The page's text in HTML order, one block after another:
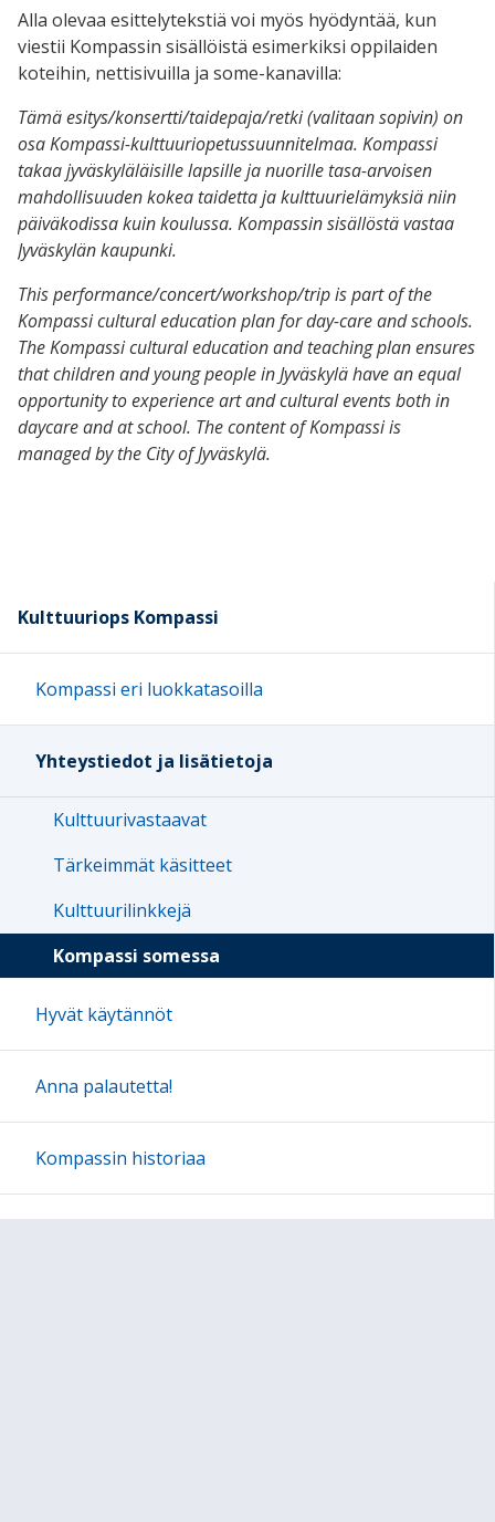
Alla olevaa esittelytekstiä voi myös hyödyntää, kun
viestii Kompassin sisällöistä esimerkiksi oppilaiden
koteihin, nettisivuilla ja some-kanavilla:
Tämä esitys/konsertti/taidepaja/retki (valitaan sopivin) on
osa Kompassi-kulttuuriopetussuunnitelmaa. Kompassi
takaa jyväskyläläisille lapsille ja nuorille tasa-arvoisen
mahdollisuuden kokea taidetta ja kulttuurielämyksiä niin
päiväkodissa kuin koulussa. Kompassin sisällöstä vastaa
Jyväskylän kaupunki.
This performance/concert/workshop/trip is part of the
Kompassi cultural education plan for day-care and schools.
The Kompassi cultural education and teaching plan ensures
that children and young people in Jyväskylä have an equal
opportunity to experience art and cultural events both in
daycare and at school. The content of Kompassi is
managed by the City of Jyväskylä.
Kulttuuriops Kompassi
Kompassi eri luokkatasoilla
Yhteystiedot ja lisätietoja
Kulttuurivastaavat
Tärkeimmät käsitteet
Kulttuurilinkkejä
Kompassi somessa
Hyvät käytännöt
Anna palautetta!
Kompassin historiaa